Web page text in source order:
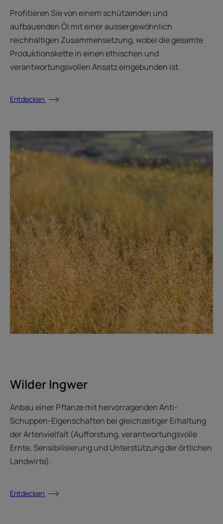
Profitieren Sie von einem schützenden und
aufbauenden Öl mit einer aussergewöhnlich
reichhaltigen Zusammensetzung, wobei die gesamte
Produktionskette in einen ethischen und
verantwortungsvollen Ansatz eingebunden ist.
Entdecken
Wilder Ingwer
Anbau einer Pflanze mit hervorragenden Anti-
Schuppen-Eigenschaften bei gleichzeitiger Erhaltung
der Artenvielfalt (Aufforstung, verantwortungsvolle
Ernte, Sensibilisierung und Unterstützung der örtlichen
Landwirte).
Entdecken